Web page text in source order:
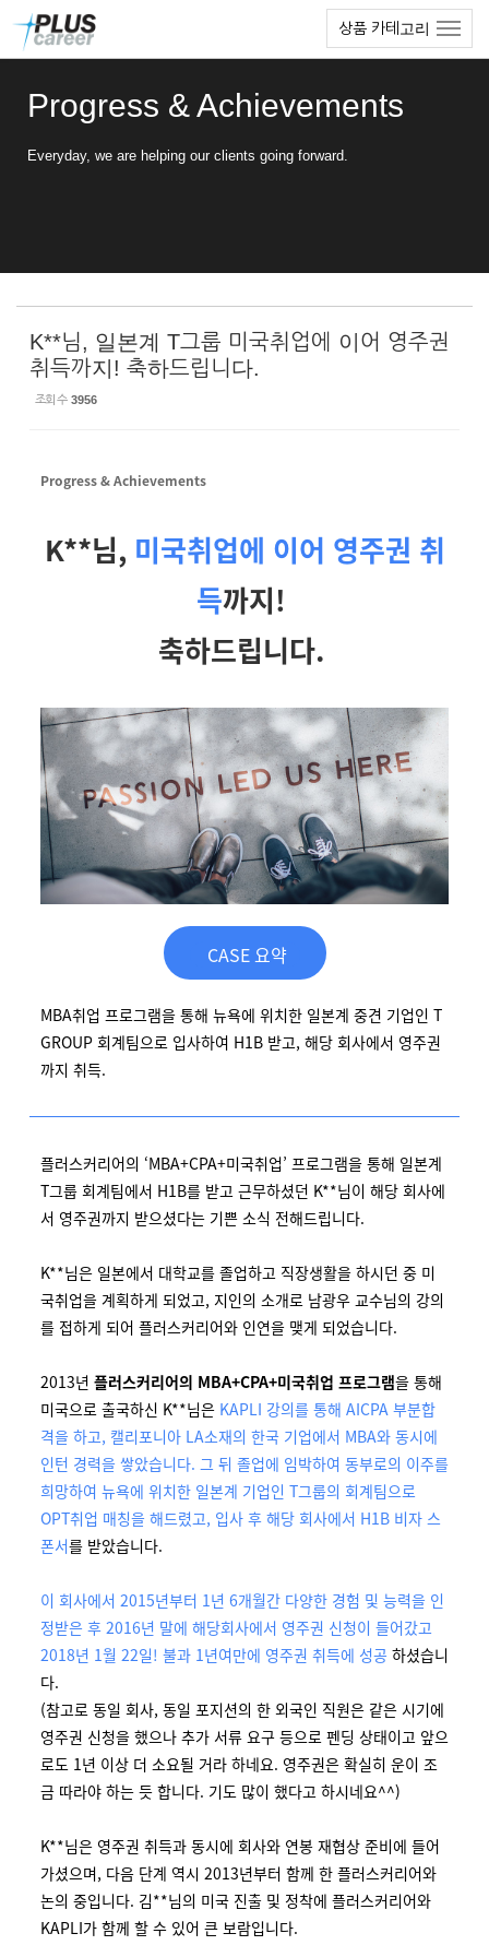
상품 카테고리
Progress & Achievements
Everyday, we are helping our clients going forward.
K**님, 일본계 T그룹 미국취업에 이어 영주권
취득까지! 축하드립니다.
조회 수 3956
Progress & Achievements
K**님, 미국취업에 이어 영주권 취
득까지!
축하드립니다.
CASE 요약
MBA취업 프로그램을 통해 뉴욕에 위치한 일본계 중견 기업인 T
GROUP 회계팀으로 입사하여 H1B 받고, 해당 회사에서 영주권
까지 취득.
플러스커리어의 ‘MBA+CPA+미국취업’ 프로그램을 통해 일본계
T그룹 회계팀에서 H1B를 받고 근무하셨던 K**님이 해당 회사에
서 영주권까지 받으셨다는 기쁜 소식 전해드립니다.
K**님은 일본에서 대학교를 졸업하고 직장생활을 하시던 중 미
국취업을 계획하게 되었고, 지인의 소개로 남광우 교수님의 강의
를 접하게 되어 플러스커리어와 인연을 맺게 되었습니다.
2013년 플러스커리어의 MBA+CPA+미국취업 프로그램을 통해
미국으로 출국하신 K**님은 KAPLI 강의를 통해 AICPA 부분합
격을 하고, 캘리포니아 LA소재의 한국 기업에서 MBA와 동시에
인턴 경력을 쌓았습니다. 그 뒤 졸업에 임박하여 동부로의 이주를
희망하여 뉴욕에 위치한 일본계 기업인 T그룹의 회계팀으로
OPT취업 매칭을 해드렸고, 입사 후 해당 회사에서 H1B 비자 스
폰서를 받았습니다.
이 회사에서 2015년부터 1년 6개월간 다양한 경험 및 능력을 인
정받은 후 2016년 말에 해당회사에서 영주권 신청이 들어갔고
2018년 1월 22일! 불과 1년여만에 영주권 취득에 성공 하셨습니
다.
(참고로 동일 회사, 동일 포지션의 한 외국인 직원은 같은 시기에
영주권 신청을 했으나 추가 서류 요구 등으로 펜딩 상태이고 앞으
로도 1년 이상 더 소요될 거라 하네요. 영주권은 확실히 운이 조
금 따라야 하는 듯 합니다. 기도 많이 했다고 하시네요^^)
K**님은 영주권 취득과 동시에 회사와 연봉 재협상 준비에 들어
가셨으며, 다음 단계 역시 2013년부터 함께 한 플러스커리어와
논의 중입니다. 김**님의 미국 진출 및 정착에 플러스커리어와
KAPLI가 함께 할 수 있어 큰 보람입니다.